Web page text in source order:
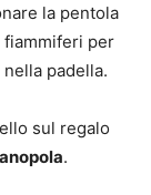
la pentola
fiammiferi per
padella.
sul regalo
.